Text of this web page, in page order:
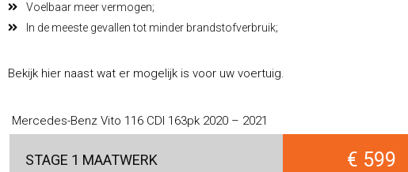
Voelbaar meer vermogen;
In de meeste gevallen tot minder brandstofverbruik;
Bekijk hier naast wat er mogelijk is voor uw voertuig.
Mercedes-Benz Vito 116 CDI 163pk 2020 – 2021
STAGE 1 MAATWERK € 599